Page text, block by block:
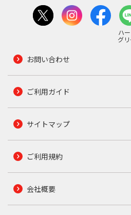
ハ
グ
お問い合わせ
ご利用ガイド
サイトマップ
ご利用規約
会社概要